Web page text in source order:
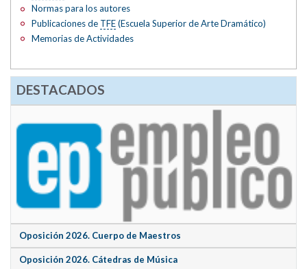
Normas para los autores
Publicaciones de TFE(Escuela Superior de Arte Dramático)
Memorias de Actividades
DESTACADOS
Oposición 2026. Cuerpo de Maestros
Oposición 2026. Cátedras de Música